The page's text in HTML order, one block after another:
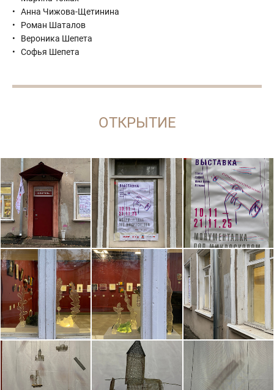
Анна Чижова-Щетинина
Роман Шаталов
Вероника Шепета
Софья Шепета
ОТКРЫТИЕ